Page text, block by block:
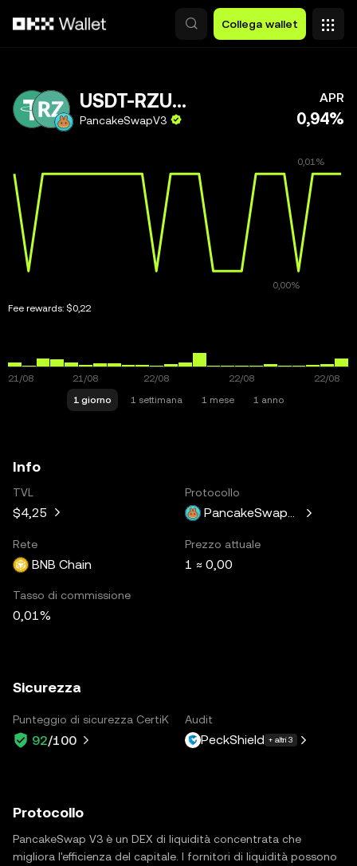
Collega wallet
USDT-RZUSD
PancakeSwapV3
APR
0,94%
Fee rewards: $0,22
1 giorno 1 settimana 1 mese 1 anno
Info
TVL
$4,25
Protocollo
PancakeSwapV3
Rete
BNB Chain
Prezzo attuale
1 ≈ 0,00
Tasso di commissione
0,01%
Sicurezza
Punteggio di sicurezza CertiK
92/100
Audit
PeckShield + altri 3
Protocollo
PancakeSwap V3 è un DEX di liquidità concentrata che
migliora l'efficienza del capitale. I fornitori di liquidità possono